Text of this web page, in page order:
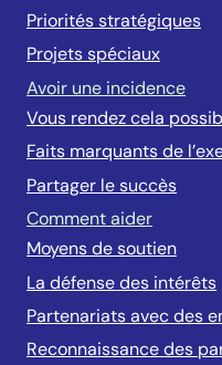
Priorités stratégiques
Projets spéciaux
Avoir une incidence
Vous rendez cela
Faits marquants de
Partager le succès
Comment aider
Moyens de soutien
La défense des intérêts
Partenariats avec des
Reconnaissance des